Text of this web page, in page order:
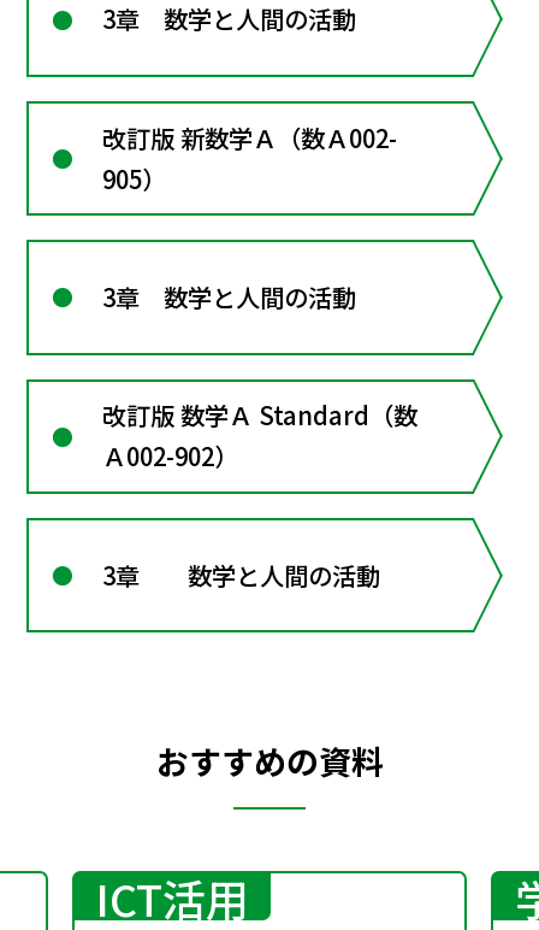
3章 数学と人間の活動
改訂版 新数学Ａ（数Ａ002-
905）
3章 数学と人間の活動
改訂版 数学Ａ Standard（数
Ａ002-902）
3章 数学と人間の活動
おすすめの資料
ICT活用